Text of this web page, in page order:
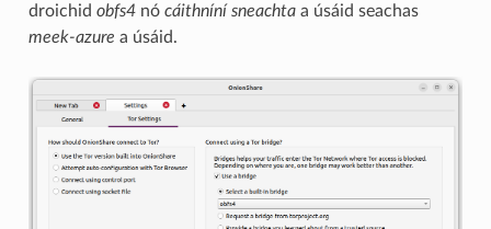
droichid obfs4nó cáithníní sneachtaa úsáid seachas
meek-azure a úsáid.